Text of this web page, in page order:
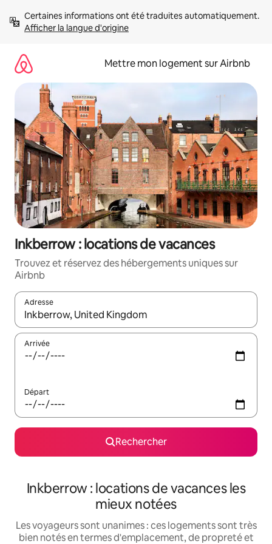
directement
Afficher la langue d'origine
Mettre mon logement sur Airbnb
Inkberrow : locations de vacances
Trouvez et réservez des hébergements uniques sur
Airbnb
Adresse
Lorsque les résultats s'affichent, utilisez les flèches vers le
Arrivée
Départ
Rechercher
Inkberrow : locations de vacances les
mieux notées
Les voyageurs sont unanimes : ces logements sont très
bien notés en termes d'emplacement, de propreté et